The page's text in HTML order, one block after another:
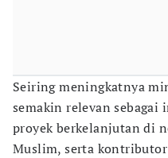
Seiring meningkatnya
semakin relevan sebagai
proyek berkelanjutan di
Muslim, serta